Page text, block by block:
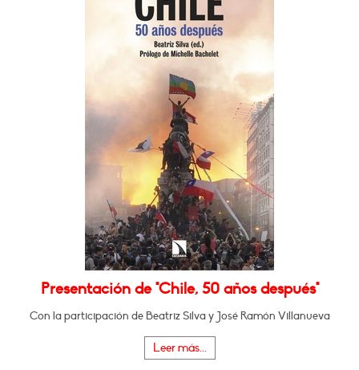
Presentación de "Chile, 50 años después"
Con la participación de Beatriz Silva y José Ramón Villanueva
Leer más...